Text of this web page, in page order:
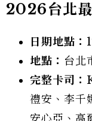
2026台北
日期地點：
地點： 台北
完整卡司：
禮安、李千